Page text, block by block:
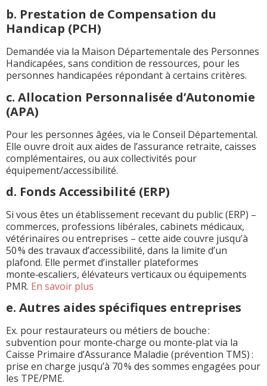
b. Prestation de Compensation du
Handicap (PCH)
Demandée via la Maison Départementale des Personnes
Handicapées, sans condition de ressources, pour les
personnes handicapées répondant à certains critères.
c. Allocation Personnalisée d’Autonomie
(APA)
Pour les personnes âgées, via le Conseil Départemental.
Elle ouvre droit aux aides de l’assurance retraite, caisses
complémentaires, ou aux collectivités pour
équipement/accessibilité.
d. Fonds Accessibilité (ERP)
Si vous êtes un établissement recevant du public (ERP) –
commerces, professions libérales, cabinets médicaux,
vétérinaires ou entreprises – cette aide couvre jusqu’à
50 % des travaux d’accessibilité, dans la limite d’un
plafond. Elle permet d’installer plateformes
monte‑escaliers, élévateurs verticaux ou équipements
PMR. En savoir plus
e. Autres aides spécifiques entreprises
Ex. pour restaurateurs ou métiers de bouche :
subvention pour monte‑charge ou monte‑plat via la
Caisse Primaire d’Assurance Maladie (prévention TMS) :
prise en charge jusqu’à 70 % des sommes engagées pour
les TPE/PME.